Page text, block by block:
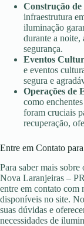
Construção
infraestrutura
iluminação
durante a noite,
segurança.
Eventos
e eventos
segura e
Operações de
como
foram cruciais
recuperação,
Entre em Contato
Para saber mais
Nova Laranjeiras –
entre em contato com
disponíveis no site.
suas dúvidas e
necessidades de